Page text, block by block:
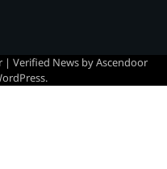
| Verified News byAscendoor
.